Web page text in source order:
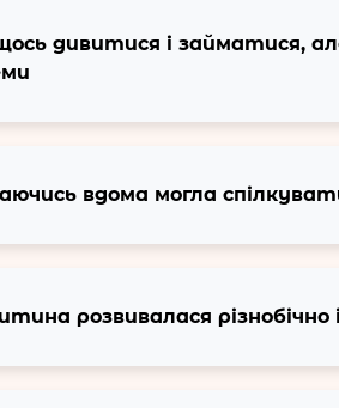
дивитися і займатися,
вдома могла
розвивалася різнобічно